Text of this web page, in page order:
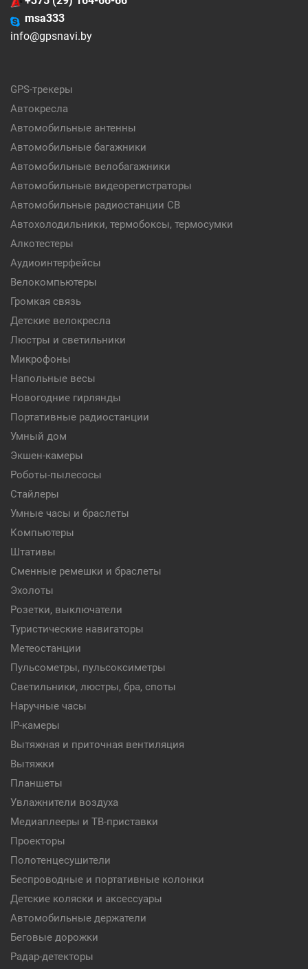
msa333
info@gpsnavi.by
GPS-трекеры
Автокресла
Автомобильные антенны
Автомобильные багажники
Автомобильные велобагажники
Автомобильные видеорегистраторы
Автомобильные радиостанции CB
Автохолодильники, термобоксы, термосумки
Алкотестеры
Аудиоинтерфейсы
Велокомпьютеры
Громкая связь
Детские велокресла
Люстры и светильники
Микрофоны
Напольные весы
Новогодние гирлянды
Портативные радиостанции
Умный дом
Экшен-камеры
Роботы-пылесосы
Стайлеры
Умные часы и браслеты
Компьютеры
Штативы
Сменные ремешки и браслеты
Эхолоты
Розетки, выключатели
Туристические навигаторы
Метеостанции
Пульсометры, пульсоксиметры
Светильники, люстры, бра, споты
Наручные часы
IP-камеры
Вытяжная и приточная вентиляция
Вытяжки
Планшеты
Увлажнители воздуха
Медиаплееры и ТВ-приставки
Проекторы
Полотенцесушители
Беспроводные и портативные колонки
Детские коляски и аксессуары
Автомобильные держатели
Беговые дорожки
Радар-детекторы